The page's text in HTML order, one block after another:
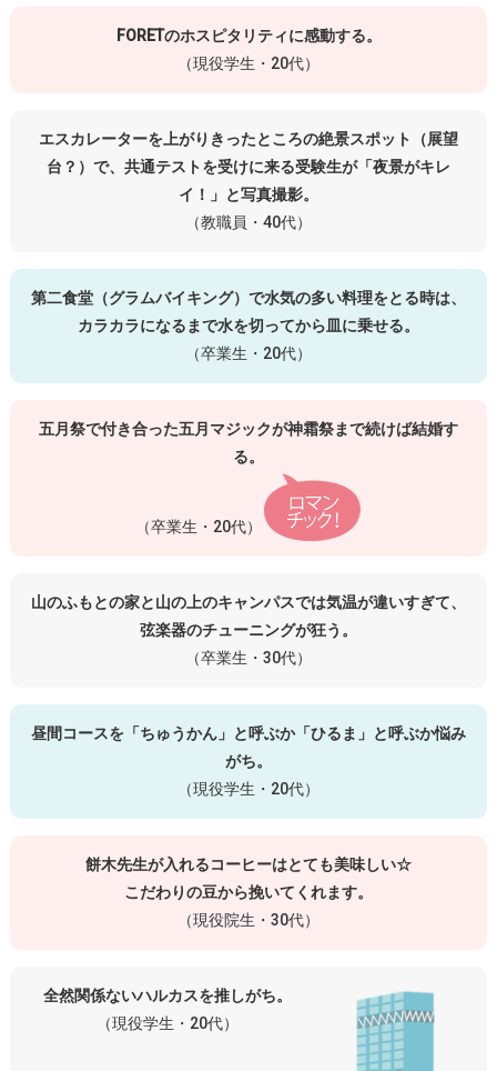
FORETのホスピタリティに感動する。
（現役学生・20代）
エスカレーターを上がりきったところの絶景スポット（展望
台？）で、共通テストを受けに来る受験生が「夜景がキレ
イ！」と写真撮影。
（教職員・40代）
第二食堂（グラムバイキング）で水気の多い料理をとる時は、
カラカラになるまで水を切ってから皿に乗せる。
（卒業生・20代）
五月祭で付き合った五月マジックが神霜祭まで続けば結婚す
る。
（卒業生・20代）
山のふもとの家と山の上のキャンパスでは気温が違いすぎて、
弦楽器のチューニングが狂う。
（卒業生・30代）
昼間コースを「ちゅうかん」と呼ぶか「ひるま」と呼ぶか悩み
がち。
（現役学生・20代）
餅木先生が入れるコーヒーはとても美味しい☆
こだわりの豆から挽いてくれます。
（現役院生・30代）
全然関係ないハルカスを推しがち。
（現役学生・20代）